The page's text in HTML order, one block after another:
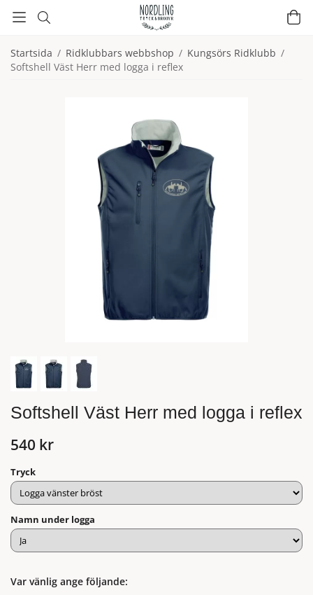
Startsida / Ridklubbars webbshop / Kungsörs Ridklubb /
Softshell Väst Herr med logga i reflex
Softshell Väst Herr med logga i reflex
540 kr
Tryck
Namn under logga
Var vänlig ange följande: